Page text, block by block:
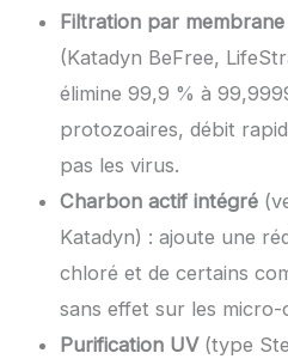
Filtration par
(Katadyn BeFree,
élimine 99,9 % à
protozoaires, débit
pas les virus.
Charbon actif intégré
Katadyn) : ajoute une
chloré et de certains
sans effet sur les micro-
Purification UV(type